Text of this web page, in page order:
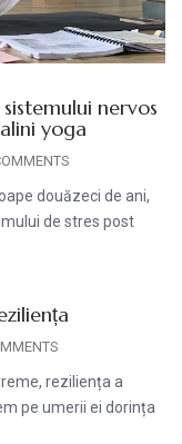
nervos
yoga
douăzeci de ani,
de stres post
reziliența a
pe umerii ei dorința